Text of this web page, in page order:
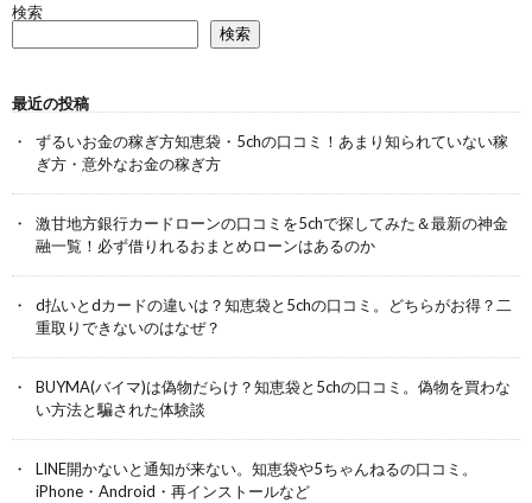
検索
検索
最近の投稿
ずるいお金の稼ぎ方知恵袋・5chの口コミ！あまり知られていない稼
ぎ方・意外なお金の稼ぎ方
激甘地方銀行カードローンの口コミを5chで探してみた＆最新の神金
融一覧！必ず借りれるおまとめローンはあるのか
d払いとdカードの違いは？知恵袋と5chの口コミ。どちらがお得？二
重取りできないのはなぜ？
BUYMA(バイマ)は偽物だらけ？知恵袋と5chの口コミ。偽物を買わな
い方法と騙された体験談
LINE開かないと通知が来ない。知恵袋や5ちゃんねるの口コミ。
iPhone・Android・再インストールなど